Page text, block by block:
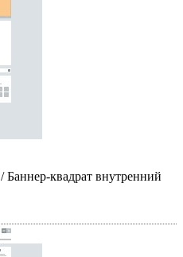
/ Баннер-квадрат внутренний